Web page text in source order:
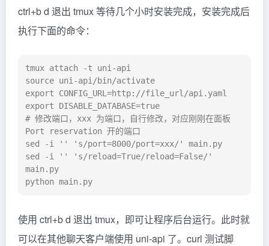
ctrl+b d 退出 tmux 等待几个小时安装完成，安装完成后
执行下面的命令：
tmux attach -t uni-api
source uni-api/bin/activate
export CONFIG_URL=http://file_url/api.yaml
export DISABLE_DATABASE=true
# 修改端口，xxx 为端口，自行修改，对应刚刚在面板
Port reservation 开的端口
sed -i '' 's/port=8000/port=xxx/' main.py
sed -i '' 's/reload=True/reload=False/'
main.py
python main.py
使用 ctrl+b d 退出 tmux，即可让程序后台运行。此时就
可以在其他聊天客户端使用 uni-api 了。curl 测试脚